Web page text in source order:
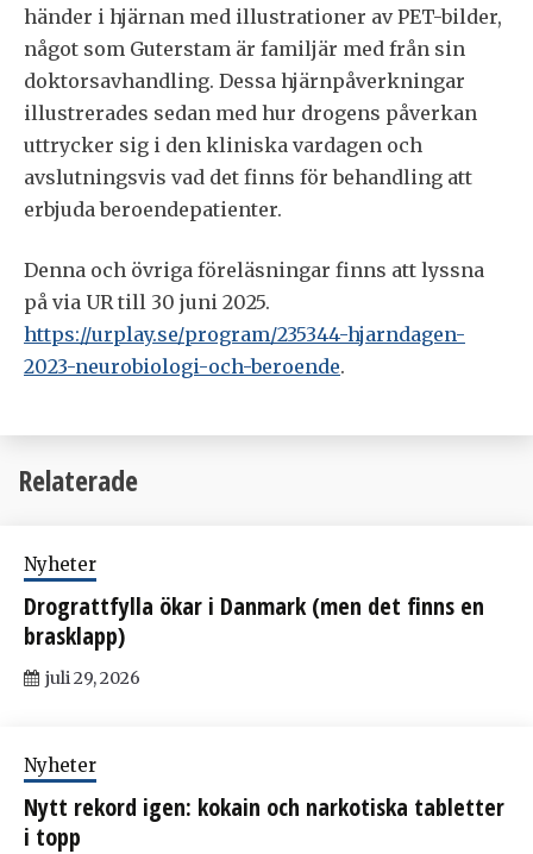
händer i hjärnan med illustrationer av PET-bilder,
något som Guterstam är familjär med från sin
doktorsavhandling. Dessa hjärnpåverkningar
illustrerades sedan med hur drogens påverkan
uttrycker sig i den kliniska vardagen och
avslutningsvis vad det finns för behandling att
erbjuda beroendepatienter.
Denna och övriga föreläsningar finns att lyssna
på via UR till 30 juni 2025.
https://urplay.se/program/235344-hjarndagen-
2023-neurobiologi-och-beroende.
Relaterade
Nyheter
Drograttfylla ökar i Danmark (men det finns en
brasklapp)
juli 29, 2026
Nyheter
Nytt rekord igen: kokain och narkotiska tabletter
i topp